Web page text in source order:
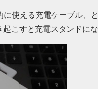
使える充電ケーブル、
こすと充電スタンドに